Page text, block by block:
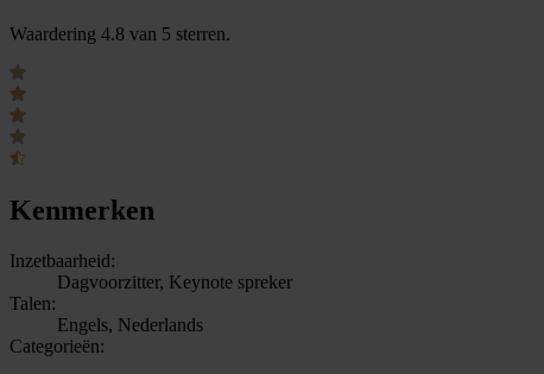
Waardering 4.8 van 5 sterren.
Kenmerken
Inzetbaarheid:
Dagvoorzitter, Keynote spreker
Talen:
Engels, Nederlands
Categorieën: